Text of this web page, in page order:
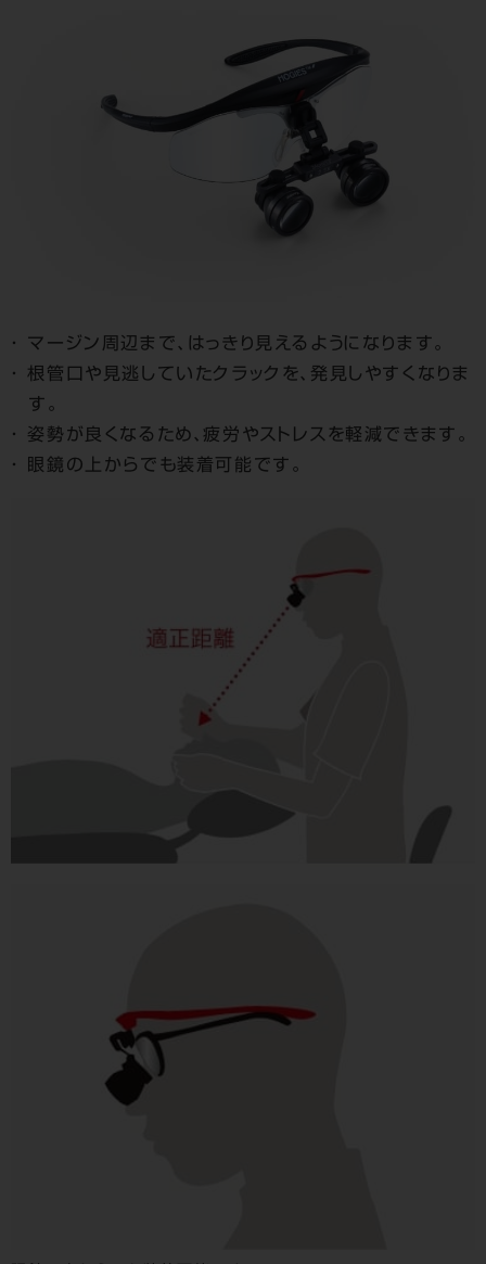
マージン周辺まで、はっきり見えるようになります。
根管口や見逃していたクラックを、発見しやすくなりま
す。
姿勢が良くなるため、疲労やストレスを軽減できます。
眼鏡の上からでも装着可能です。